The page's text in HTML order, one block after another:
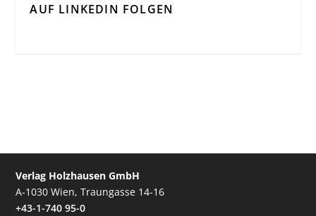
AUF LINKEDIN FOLGEN
Verlag Holzhausen GmbH
A-1030 Wien, Traungasse 14-16
+43-1-740 95-0